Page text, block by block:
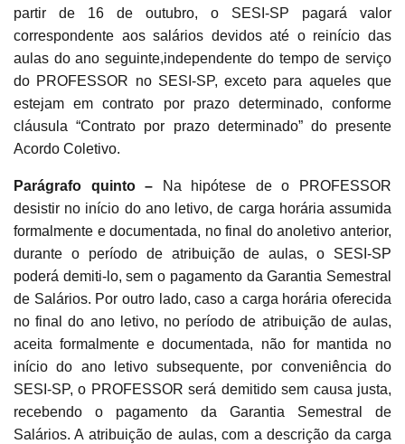
partir de 16 de outubro, o SESI-SP pagará valor
correspondente aos salários devidos até o reinício das
aulas do ano seguinte,independente do tempo de serviço
do PROFESSOR no SESI-SP, exceto para aqueles que
estejam em contrato por prazo determinado, conforme
cláusula “Contrato por prazo determinado” do presente
Acordo Coletivo.
Parágrafo quinto –
Na hipótese de o PROFESSOR
desistir no início do ano letivo, de carga horária assumida
formalmente e documentada, no final do anoletivo anterior,
durante o período de atribuição de aulas, o SESI-SP
poderá demiti-lo, sem o pagamento da Garantia Semestral
de Salários. Por outro lado, caso a carga horária oferecida
no final do ano letivo, no período de atribuição de aulas,
aceita formalmente e documentada, não for mantida no
início do ano letivo subsequente, por conveniência do
SESI-SP, o PROFESSOR será demitido sem causa justa,
recebendo o pagamento da Garantia Semestral de
Salários. A atribuição de aulas, com a descrição da carga